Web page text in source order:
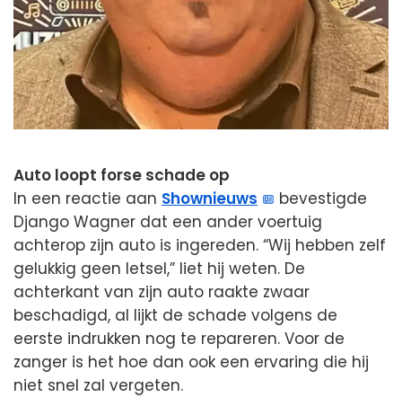
Auto loopt forse schade op
In een reactie aan Shownieuws
bevestigde
Django Wagner dat een ander voertuig
achterop zijn auto is ingereden. “Wij hebben zelf
gelukkig geen letsel,” liet hij weten. De
achterkant van zijn auto raakte zwaar
beschadigd, al lijkt de schade volgens de
eerste indrukken nog te repareren. Voor de
zanger is het hoe dan ook een ervaring die hij
niet snel zal vergeten.